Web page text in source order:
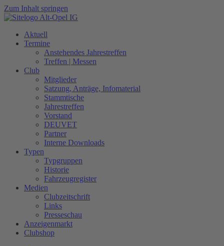
Zum Inhalt springen
Aktuell
Termine
Anstehendes Jahrestreffen
Treffen | Messen
Club
Mitglieder
Satzung, Anträge, Infomaterial
Stammtische
Jahrestreffen
Vorstand
DEUVET
Partner
Interne Downloads
Typen
Typgruppen
Historie
Fahrzeugregister
Medien
Clubzeitschrift
Links
Presseschau
Anzeigenmarkt
Clubshop